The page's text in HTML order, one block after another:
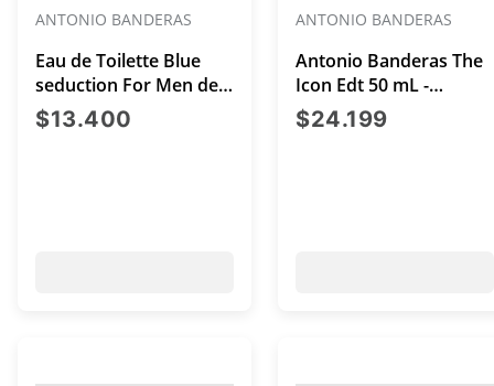
ANTONIO BANDERAS
Eau de Toilette Blue
seduction For Men de
50 mL
$13.400 precio actual $13.400
ANTONIO BANDERAS
Antonio Banderas The
Icon Edt 50 mL -
Perfume Hombre
$24.199precio